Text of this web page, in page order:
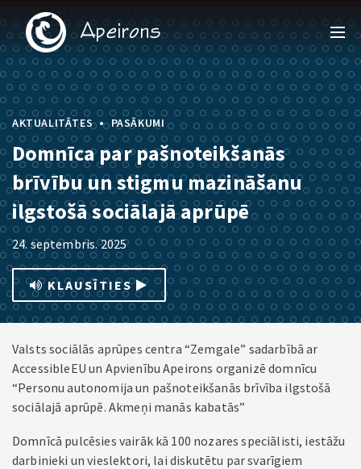
AKTUALITĀTES • PASĀKUMI
Domnīca par pašnoteikšanās
brīvību un stigmu mazināšanu
ilgstošā sociālajā aprūpē
24. septembris. 2025
KLAUSĪTIES
Valsts sociālās aprūpes centra “Zemgale” sadarbībā ar
AccessibleEU un Apvienību Apeirons organizē domnīcu
“Personu autonomija un pašnoteikšanās brīvība ilgstošā
sociālajā aprūpē. Akmeņi manās kabatās”
Domnīcā pulcēsies vairāk kā 100 nozares speciālisti, iestāžu
darbinieki un vieslektori, lai diskutētu par svarīgiem